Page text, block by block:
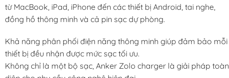
từ MacBook, iPad, iPhone đến các thiết bị Android, tai nghe,
đồng hồ thông minh và cả pin sạc dự phòng.
Khả năng phân phối điện năng thông minh giúp đảm bảo mỗi
thiết bị đều nhận được mức sạc tối ưu.
Không chỉ là một bộ sạc, Anker Zolo charger là giải pháp toàn